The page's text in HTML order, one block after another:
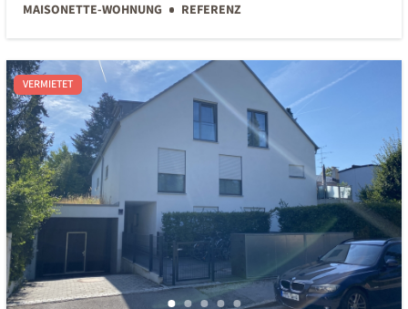
MAISONETTE-WOHNUNG REFERENZ
VERMIETET